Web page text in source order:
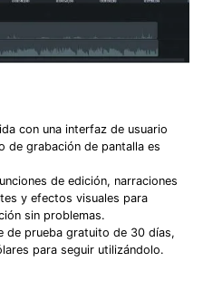
con una interfaz de usuario
de grabación de pantalla es
de edición, narraciones
y efectos visuales para
sin problemas.
de prueba gratuito de 30 días,
para seguir utilizándolo.